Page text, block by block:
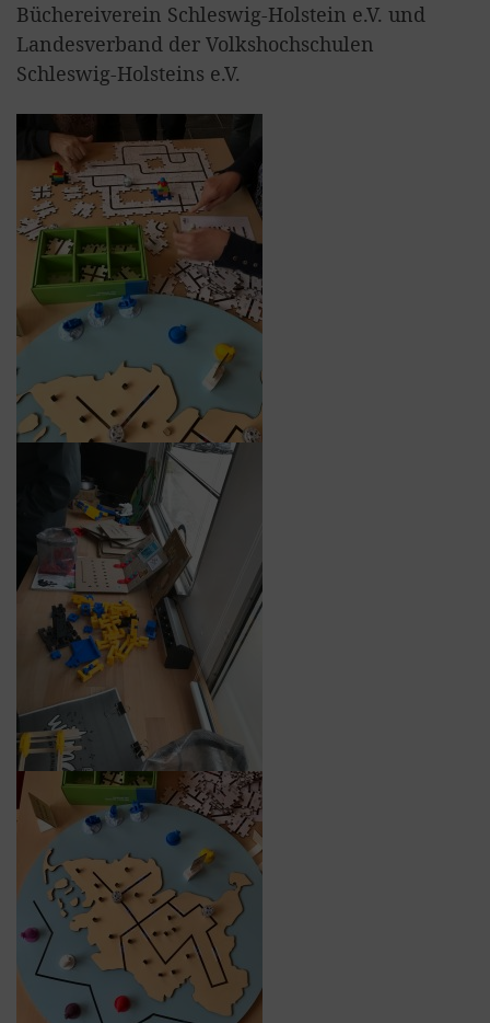
Büchereiverein Schleswig-Holstein e.V. und
Landesverband der Volkshochschulen
Schleswig-Holsteins e.V.